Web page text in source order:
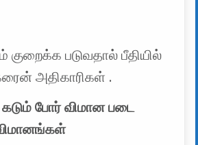
குறைக்க படுவதால் பீதியில்
அதிகாரிகள் .
போர் விமான படை
விமானங்கள்